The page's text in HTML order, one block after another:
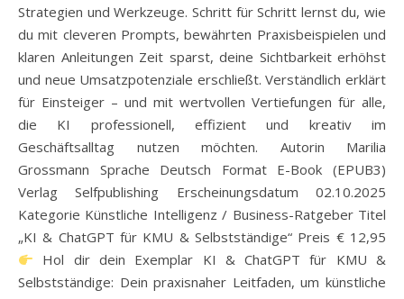
Strategien und Werkzeuge. Schritt für Schritt lernst du, wie
du mit cleveren Prompts, bewährten Praxisbeispielen und
klaren Anleitungen Zeit sparst, deine Sichtbarkeit erhöhst
und neue Umsatzpotenziale erschließt. Verständlich erklärt
für Einsteiger – und mit wertvollen Vertiefungen für alle,
die KI professionell, effizient und kreativ im
Geschäftsalltag nutzen möchten. Autorin Marilia
Grossmann Sprache Deutsch Format E-Book (EPUB3)
Verlag Selfpublishing Erscheinungsdatum 02.10.2025
Kategorie Künstliche Intelligenz / Business-Ratgeber Titel
„KI & ChatGPT für KMU & Selbstständige“ Preis € 12,95
Hol dir dein Exemplar KI & ChatGPT für KMU &
Selbstständige: Dein praxisnaher Leitfaden, um künstliche